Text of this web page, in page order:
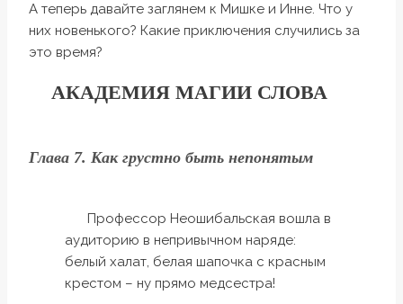
А теперь давайте заглянем к Мишке и Инне. Что у
них новенького? Какие приключения случились за
это время?
АКАДЕМИЯ МАГИИ СЛОВА
Глава 7. Как грустно быть непонятым
Профессор Неошибальская вошла в
аудиторию в непривычном наряде:
белый халат, белая шапочка с красным
крестом – ну прямо медсестра!